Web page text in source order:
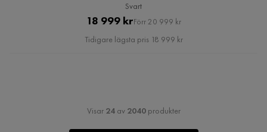
Svart
Pris
18 999 krOriginal
Pris
Förr 20 999 kr
Tidigare lägsta pris 18 999 kr
Visar 24av 2040produkter